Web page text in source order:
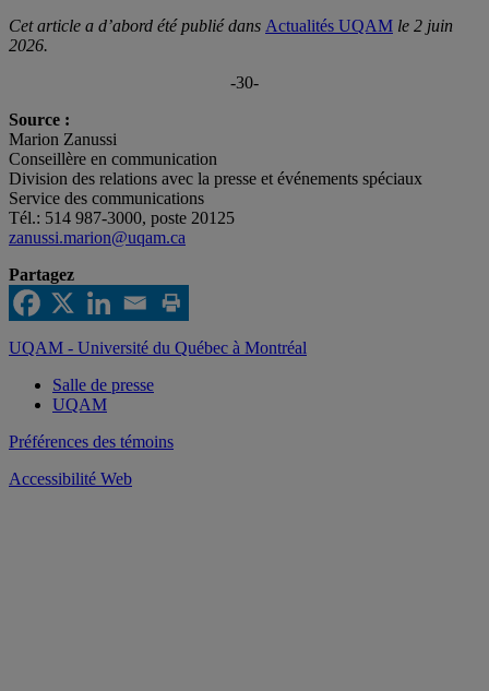
Cet article a d’abord été publié dans Actualités UQAM le 2 juin
2026.
-30-
Source :
Marion Zanussi
Conseillère en communication
Division des relations avec la presse et événements spéciaux
Service des communications
Tél.: 514 987-3000, poste 20125
zanussi.marion@uqam.ca
Partagez
UQAM - Université du Québec à Montréal
Salle de presse
UQAM
Préférences des témoins
Accessibilité Web